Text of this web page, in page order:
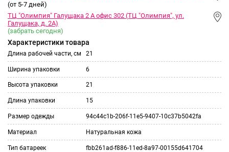
(от 5-7 дней)
ТЦ "Олимпия" Галущака 2 А офис 302 (ТЦ "Олимпия", ул.
Галущака, д. 2А)
(забрать сегодня)
Характеристики товара
Длина рабочей части, см 21
Ширина упаковки 6
Высота упаковки 21
Длина упаковки 15
Размер одежды 94c44c1b-206f-11e5-9407-10c37b5042fa
Материал Натуральная кожа
Тип батареек fbb261ad-f886-11ed-8a97-00155d641704